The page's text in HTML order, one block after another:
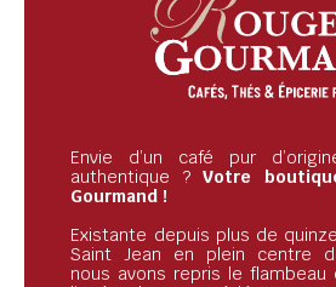
Envie d’un café pur
authentique ?Votre
Gourmand !
Existante depuis plus de
Saint Jean en plein centre
nous avons repris le flambeau